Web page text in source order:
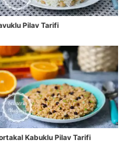
Pilav Tarifi
Kabuklu Pilav Tarifi